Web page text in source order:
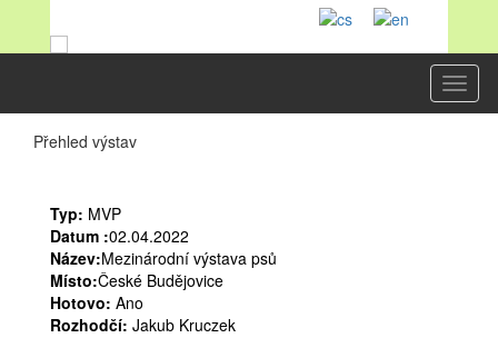
Přehled výstav
Typ: MVP
Datum :02.04.2022
Název:Mezinárodní výstava psů
Místo:České Budějovice
Hotovo: Ano
Rozhodčí: Jakub Kruczek